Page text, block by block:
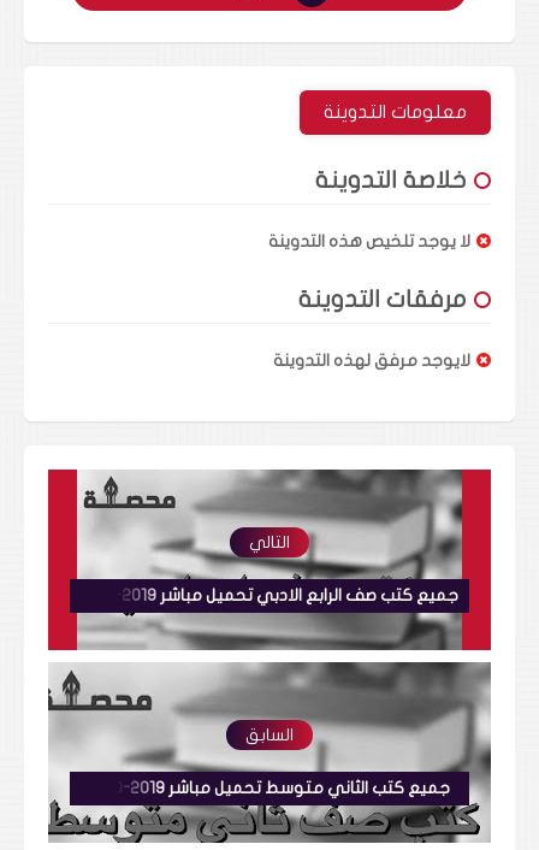
معلومات التدوينة
خلاصة التدوينة
لا يوجد تلخيص هذه التدوينة
مرفقات التدوينة
لايوجد مرفق لهذه التدوينة
التالي
جميع كتب صف الرابع الادبي تحميل مباشر 2019-2020
السابق
جميع كتب الثاني متوسط تحميل مباشر 2019-2020